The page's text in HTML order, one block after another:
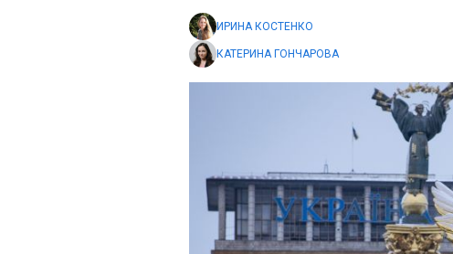
ИРИНА КОСТЕНКО
КАТЕРИНА ГОНЧАРОВА